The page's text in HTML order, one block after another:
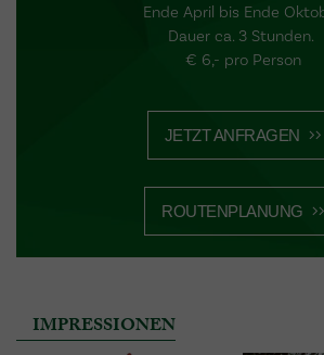
Ende April bis Ende
Dauer ca. 3 Stunden.
€ 6,- pro Person
JETZT ANFRAGEN
ROUTENPLANUNG
IMPRESSIONEN